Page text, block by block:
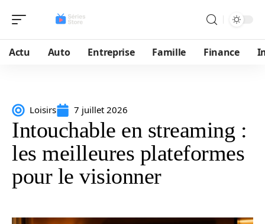
Actu Auto Entreprise Famille Finance
Loisirs 7 juillet 2026
Intouchable en streaming :
les meilleures plateformes
pour le visionner